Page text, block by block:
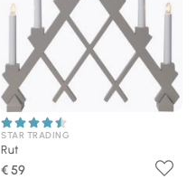
STAR TRADING
Rut
€ 59